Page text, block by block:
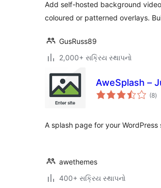
Add self-hosted background
coloured or patterned overlays.
GusRuss89
2,000+ સક્રિય સ્થાપનો
AweSplash –
(8કુલ
)
A splash page for your WordPress
awethemes
400+ સક્રિય સ્થાપનો